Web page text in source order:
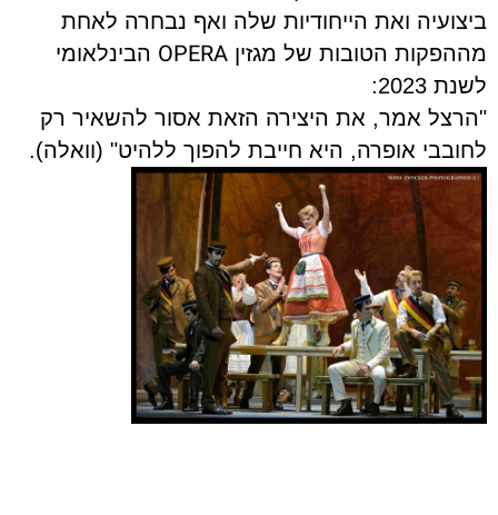
ביצועיה ואת הייחודיות שלה ואף נבחרה לאחת
מההפקות הטובות של מגזין OPERA הבינלאומי
לשנת 2023:
"הרצל אמר, את היצירה הזאת אסור להשאיר רק
לחובבי אופרה, היא חייבת להפוך ללהיט" (וואלה).